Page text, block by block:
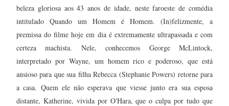
beleza gloriosa aos 43 anos de idade, neste faroeste de comédia
intitulado Quando um Homem é Homem. (In)felizmente, a
premissa do filme hoje em dia é extremamente ultrapassada e com
certeza machista. Nele, conhecemos George McLintock,
interpretado por Wayne, um homem rico e poderoso, que está
ansioso para que sua filha Rebecca (Stephanie Powers) retorne para
a casa. Quem ele não esperava que viesse junto era sua esposa
distante, Katherine, vivida por O'Hara, que o culpa por tudo que